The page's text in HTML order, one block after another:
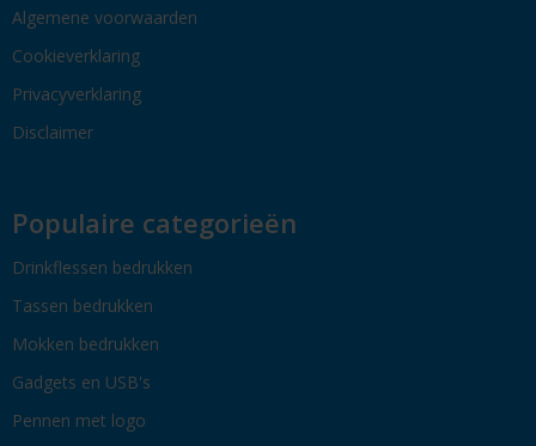
Algemene voorwaarden
Cookieverklaring
Privacyverklaring
Disclaimer
Populaire categorieën
Drinkflessen bedrukken
Tassen bedrukken
Mokken bedrukken
Gadgets en USB's
Pennen met logo